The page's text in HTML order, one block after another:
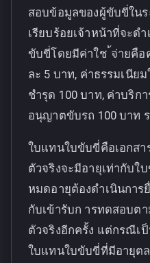
สอบข้อมูลของผู้ขับขี่ใน
เรียบร้อยเจ้าหน้าที่จะด
ขับขี่โดยมีค่าใช ้จ่ายคือ
ละ 5 บาท, ค่าธรรมเนี
ชำรุด 100 บาท, ค่าบริก
อนุญาตขับรถ 100 บาท
ใบแทนใบขับขี่คือเอกส
ตัวจริงจะมีอายุเท่ากับใ
หมดอายุต้องดำเนินกา
กับเข้ารับก ารทดสอบต
ตัวจริงอีกครั้ง แต่กรณีเ
ใบแทนใบขับขี่ที่มีอายุต